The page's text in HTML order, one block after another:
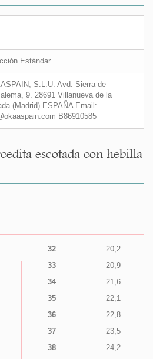
Estándar
S.L.U. Avd. Sierra de
9. 28691 Villanueva de la
(Madrid) ESPAÑA Email:
B86910585
escotada con hebilla
32
20,2
33
20,9
34
21,6
35
22,1
36
22,8
37
23,5
38
24,2